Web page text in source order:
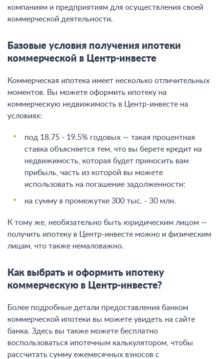
компаниям и предприятиям для осуществления своей
коммерческой деятельности.
Базовые условия получения ипотеки
коммерческой в Центр-инвесте
Коммерческая ипотека имеет несколько отличительных
моментов. Вы можете оформить ипотеку на
коммерческую недвижимость в Центр-инвесте на
условиях:
под 18.75 - 19.5% годовых — такая процентная
ставка объясняется тем, что вы берете кредит на
недвижимость, которая будет приносить вам
прибыль, часть из которой вы можете
использовать на погашение задолженности;
на сумму в промежутке 300 тыс. - 30 млн.
К тому же, необязательно быть юридическим лицом —
получить ипотеку в Центр-инвесте можно и физическим
лицам, что также немаловажно.
Как выбрать и оформить ипотеку
коммерческую в Центр-инвесте?
Более подробные детали предоставления банком
коммерческой ипотеки вы можете увидеть на сайте
банка. Здесь вы также можете бесплатно
воспользоваться ипотечным калькулятором, чтобы
рассчитать сумму ежемесячных взносов с